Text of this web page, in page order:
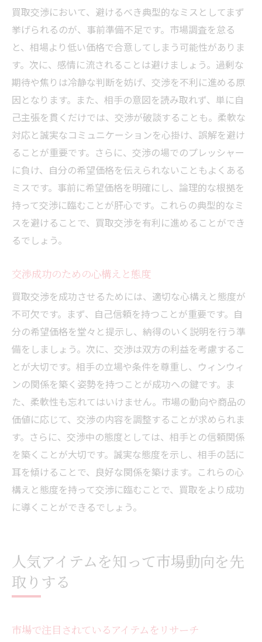
買取交渉において、避けるべき典型的なミスとしてまず
挙げられるのが、事前準備不足です。市場調査を怠る
と、相場より低い価格で合意してしまう可能性がありま
す。次に、感情に流されることは避けましょう。過剰な
期待や焦りは冷静な判断を妨げ、交渉を不利に進める原
因となります。また、相手の意図を読み取れず、単に自
己主張を貫くだけでは、交渉が破談することも。柔軟な
対応と誠実なコミュニケーションを心掛け、誤解を避け
ることが重要です。さらに、交渉の場でのプレッシャー
に負け、自分の希望価格を伝えられないこともよくある
ミスです。事前に希望価格を明確にし、論理的な根拠を
持って交渉に臨むことが肝心です。これらの典型的なミ
スを避けることで、買取交渉を有利に進めることができ
るでしょう。
交渉成功のための心構えと態度
買取交渉を成功させるためには、適切な心構えと態度が
不可欠です。まず、自己信頼を持つことが重要です。自
分の希望価格を堂々と提示し、納得のいく説明を行う準
備をしましょう。次に、交渉は双方の利益を考慮するこ
とが大切です。相手の立場や条件を尊重し、ウィンウィ
ンの関係を築く姿勢を持つことが成功への鍵です。ま
た、柔軟性も忘れてはいけません。市場の動向や商品の
価値に応じて、交渉の内容を調整することが求められま
す。さらに、交渉中の態度としては、相手との信頼関係
を築くことが大切です。誠実な態度を示し、相手の話に
耳を傾けることで、良好な関係を築けます。これらの心
構えと態度を持って交渉に臨むことで、買取をより成功
に導くことができるでしょう。
人気アイテムを知って市場動向を先
取りする
市場で注目されているアイテムをリサーチ